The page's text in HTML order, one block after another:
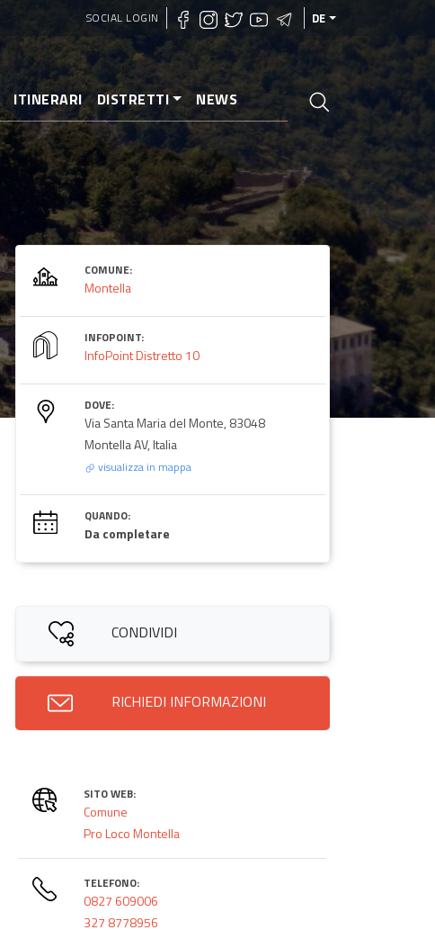
SOCIAL LOGIN DE
ITINERARI DISTRETTI NEWS
COMUNE:
Montella
INFOPOINT:
InfoPoint Distretto 10
DOVE:
Via Santa Maria del Monte, 83048
Montella AV, Italia
visualizza in mappa
QUANDO:
Da completare
CONDIVIDI
RICHIEDI INFORMAZIONI
SITO WEB:
Comune
Pro Loco Montella
TELEFONO:
0827 609006
327 8778956